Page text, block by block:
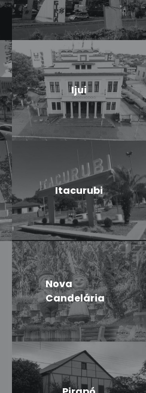
Ijui
Itacurubi
Nova
Candelária